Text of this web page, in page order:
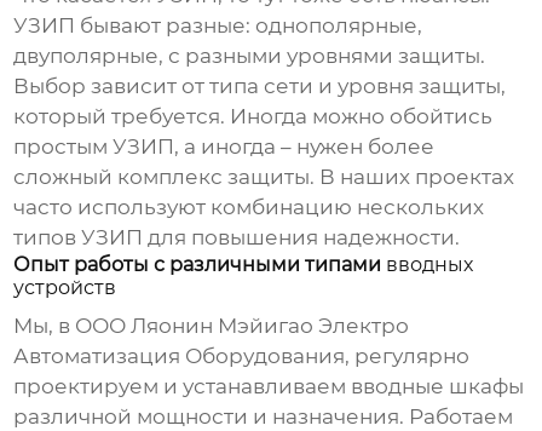
УЗИП бывают разные: однополярные,
двуполярные, с разными уровнями защиты.
Выбор зависит от типа сети и уровня защиты,
который требуется. Иногда можно обойтись
простым УЗИП, а иногда – нужен более
сложный комплекс защиты. В наших проектах
часто используют комбинацию нескольких
типов УЗИП для повышения надежности.
Опыт работы с различными типами вводных
устройств
Мы, в ООО Ляонин Мэйигао Электро
Автоматизация Оборудования, регулярно
проектируем и устанавливаем вводные шкафы
различной мощности и назначения. Работаем